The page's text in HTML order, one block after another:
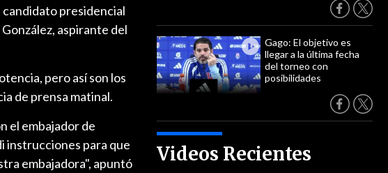
Gago: El objetivo es
llegar a la última fecha
del torneo con
posibilidades
Videos Recientes
presidencial
aspirante del
pero así son los
de prensa matinal.
el embajador de
instrucciones para que
embajadora", apuntó